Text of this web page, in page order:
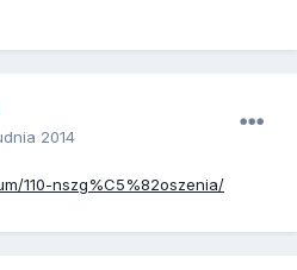
2014
110-nszg%C5%82oszenia/